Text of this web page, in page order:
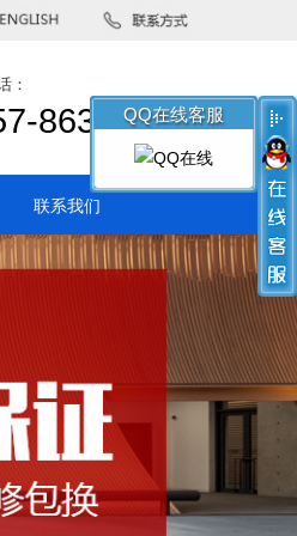
热线电话：
0757-86396462
联系我们
QQ在线客服